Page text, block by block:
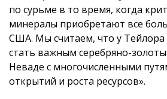
по сурьме в то время, когда
минералы приобретают все
США. Мы считаем, что у Тейлора
стать важным серебряно-
Неваде с многочисленными
открытий и роста ресурсов».